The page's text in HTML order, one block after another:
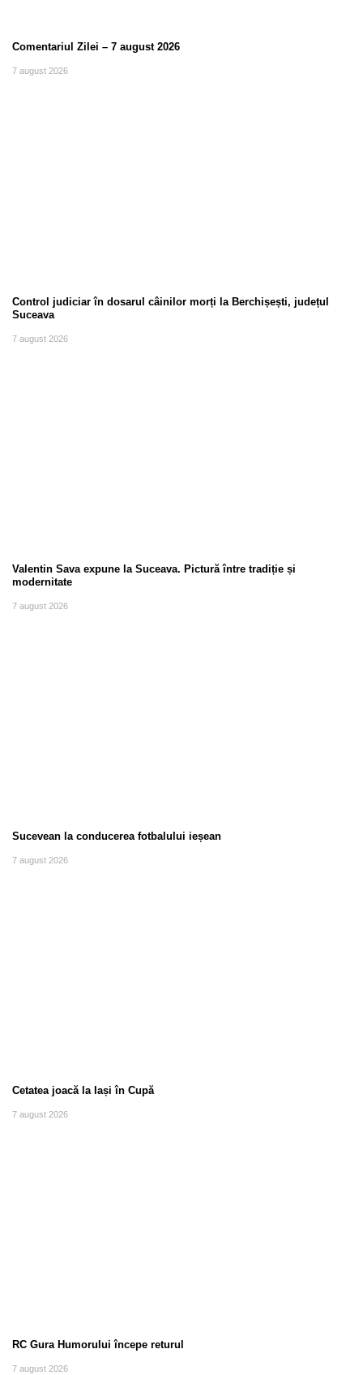
Comentariul Zilei – 7 august 2026
7 august 2026
Control judiciar în dosarul câinilor morți la Berchișești, județul
Suceava
7 august 2026
Valentin Sava expune la Suceava. Pictură între tradiție și
modernitate
7 august 2026
Sucevean la conducerea fotbalului ieșean
7 august 2026
Cetatea joacă la Iași în Cupă
7 august 2026
RC Gura Humorului începe returul
7 august 2026